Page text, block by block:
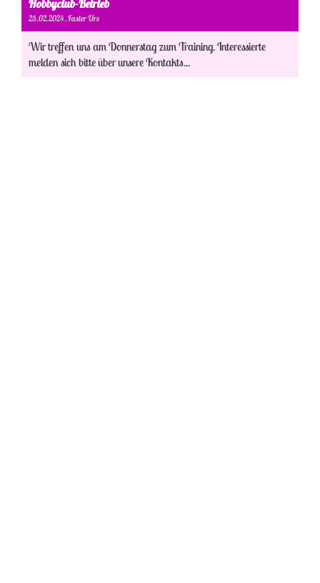
Hobbyclub-Betrieb
25.02.2024, Fasler Urs
Wir treffen uns am Donnerstag zum Training. Interessierte
melden sich bitte über unsere Kontakts...